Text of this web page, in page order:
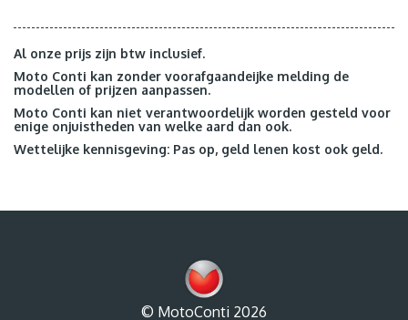
Al onze prijs zijn btw inclusief.
Moto Conti kan zonder voorafgaandeijke melding de
modellen of prijzen aanpassen.
Moto Conti kan niet verantwoordelijk worden gesteld voor
enige onjuistheden van welke aard dan ook.
Wettelijke kennisgeving: Pas op, geld lenen kost ook geld.
© MotoConti 2026